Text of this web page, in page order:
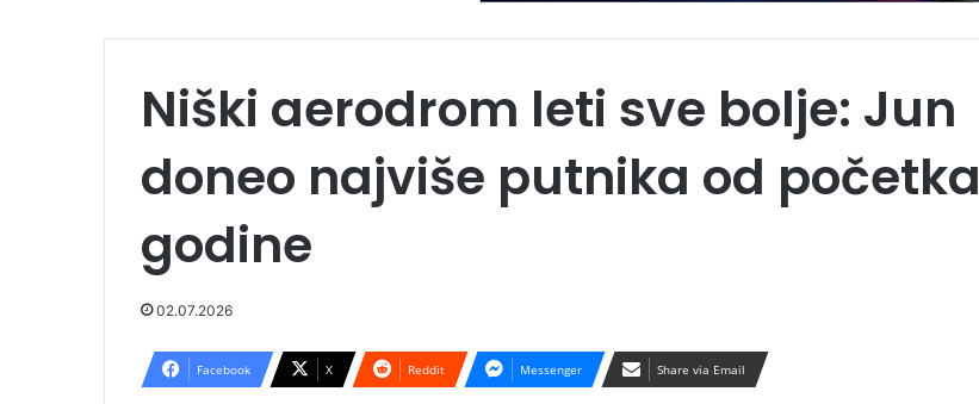
Niški aerodrom leti sve bolje: Jun
doneo najviše putnika od početka
godine
02.07.2026
Facebook X Reddit Messenger Share via Email